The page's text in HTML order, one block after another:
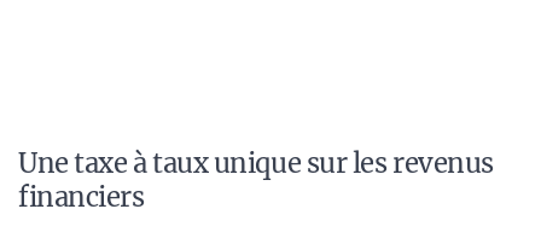
Une taxe à taux unique sur les revenus
financiers